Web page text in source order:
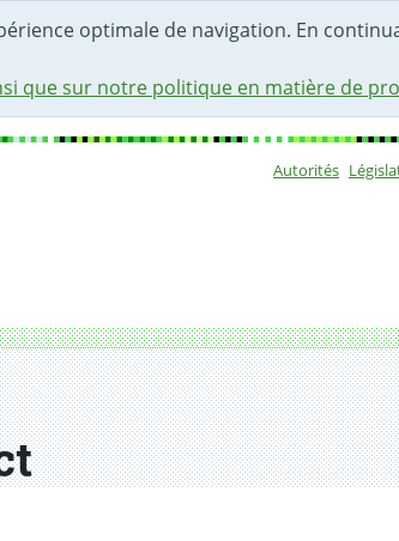
optimale de navigation. En
que sur notre politique en matière de
Autorités